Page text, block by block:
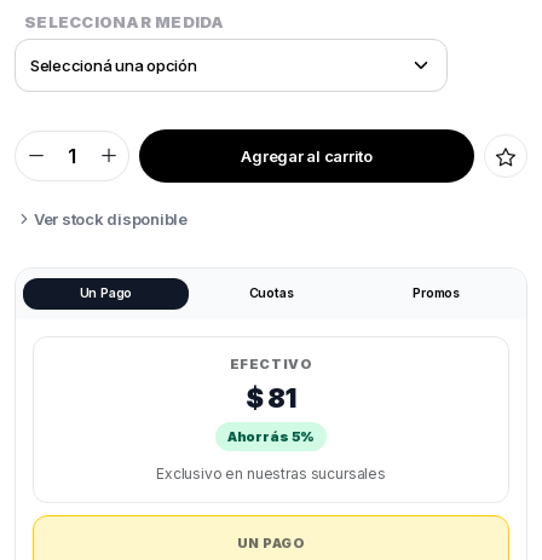
SELECCIONAR MEDIDA
INSERTOS
ROSCADOS
ESTRIADA
ROSCA
quantity
Agregar al carrito
Ver stock disponible
Un Pago Cuotas Promos
EFECTIVO
$ 81
Ahorrás 5%
Exclusivo en nuestras sucursales
UN PAGO